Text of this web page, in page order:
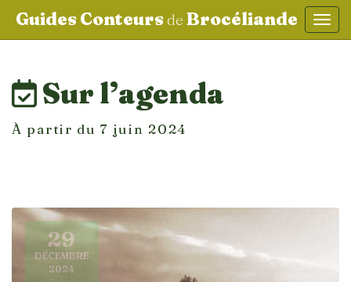
Guides Conteursde Brocéliande
Sur l’agenda
À partir du 7 juin 2024
29
DÉCEMBRE
2024